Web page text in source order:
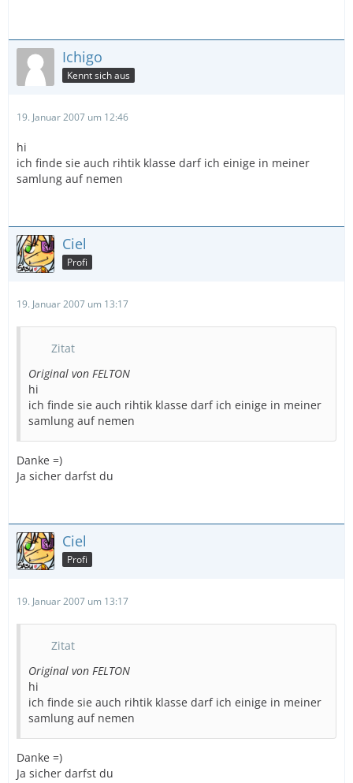
Ichigo
Kennt sich aus
19. Januar 2007 um 12:46
hi
ich finde sie auch rihtik klasse darf ich einige in meiner
samlung auf nemen
Ciel
Profi
19. Januar 2007 um 13:17
Zitat
Original von FELTON
hi
ich finde sie auch rihtik klasse darf ich einige in meiner
samlung auf nemen
Danke =)
Ja sicher darfst du
Ciel
Profi
19. Januar 2007 um 13:17
Zitat
Original von FELTON
hi
ich finde sie auch rihtik klasse darf ich einige in meiner
samlung auf nemen
Danke =)
Ja sicher darfst du